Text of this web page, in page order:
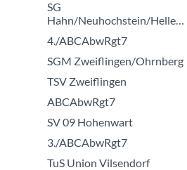
SG
Hahn/Neuhochstein/Hellenhahn
4./ABCAbwRgt7
SGM Zweiflingen/Ohrnberg
TSV Zweiflingen
ABCAbwRgt7
SV 09 Hohenwart
3./ABCAbwRgt7
TuS Union Vilsendorf